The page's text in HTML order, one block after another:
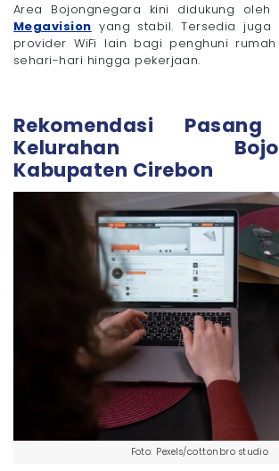
Area Bojongnegara kini didukung oleh
Megavision yang stabil. Tersedia juga
provider WiFi lain bagi penghuni
sehari-hari hingga pekerjaan.
Rekomendasi
Kelurahan
Kabupaten Cirebon
Foto: Pexels/cottonbro studio